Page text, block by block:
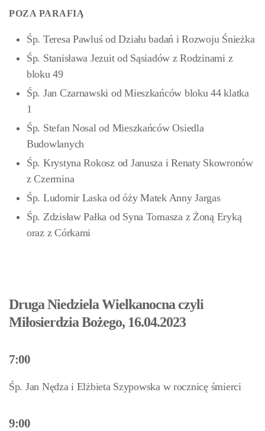
POZA PARAFIĄ
Śp. Teresa Pawluś od Działu badań i Rozwoju Śnieżka
Śp. Stanisława Jezuit od Sąsiadów z Rodzinami z
bloku 49
Śp. Jan Czarnawski od Mieszkańców bloku 44 klatka
1
Śp. Stefan Nosal od Mieszkańców Osiedla
Budowlanych
Śp. Krystyna Rokosz od Janusza i Renaty Skowronów
z Czermina
Śp. Ludomir Laska od óży Matek Anny Jargas
Śp. Zdzisław Pałka od Syna Tomasza z Żoną Eryką
oraz z Córkami
Druga Niedziela Wielkanocna czyli
Miłosierdzia Bożego, 16.04.2023
7:00
Śp. Jan Nędza i Elżbieta Szypowska w rocznicę śmierci
9:00